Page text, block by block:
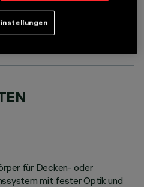
für Decken- oder
mit fester Optik und